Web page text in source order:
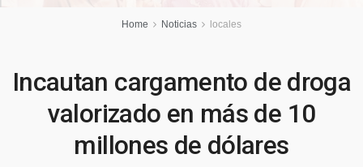
Home Noticias locales
Incautan cargamento de droga
valorizado en más de 10
millones de dólares